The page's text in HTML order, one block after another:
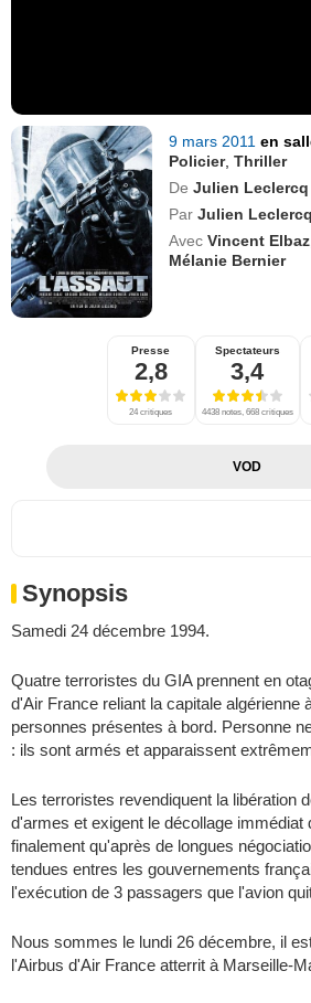
9 mars 2011en
Policier,Thriller
De Julien Leclercq
Par Julien Leclercq
Avec Vincent Elbaz
Mélanie Bernier
Presse
2,8
24 critiques
Spectateurs
3,4
4438 notes, 668 critiques
VOD
Synopsis
Samedi 24 décembre 1994.
Quatre terroristes du GIA prennent en
d'Air France reliant la capitale algérienne
personnes présentes à bord. Personne
: ils sont armés et apparaissent
Les terroristes revendiquent la libération
d'armes et exigent le décollage
finalement qu'après de longues
tendues entres les gouvernements
l'exécution de 3 passagers que l'avion
Nous sommes le lundi 26 décembre, il
l'Airbus d'Air France atterrit à Marseille-